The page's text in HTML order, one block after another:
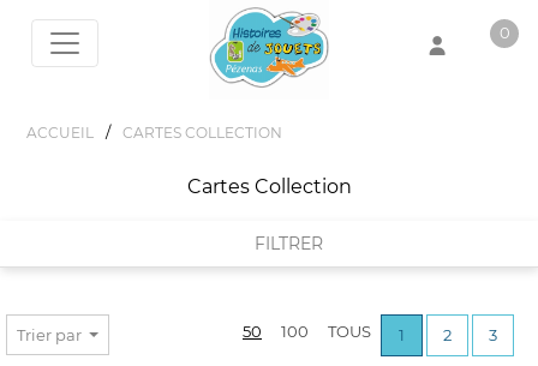
0
ACCUEIL / CARTES COLLECTION
Cartes Collection
FILTRER
FILTRER PAR
Trier par 50 100 TOUS 1 2 3